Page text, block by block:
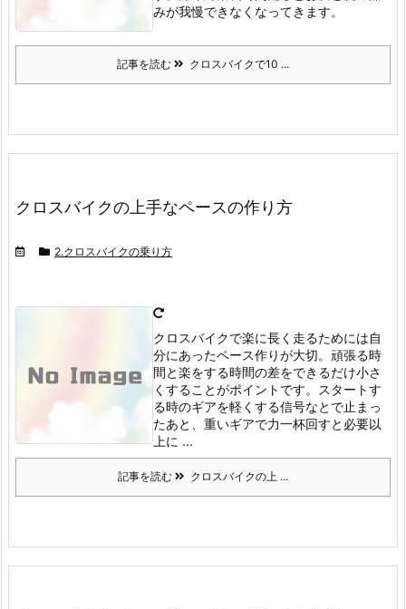
みが我慢できなくなってきます。
記事を読む クロスバイクで10 ...
クロスバイクの上手なペースの作り方
2.クロスバイクの乗り方
クロスバイクで楽に長く走るためには自
分にあったペース作りが大切。 頑張る時
間と楽をする時間の差をできるだけ小さ
くすることがポイントです。
スタートす
る時のギアを軽くする信号なとで止まっ
たあと、重いギアで力一杯回すと必要以
上に ...
記事を読む クロスバイクの上 ...